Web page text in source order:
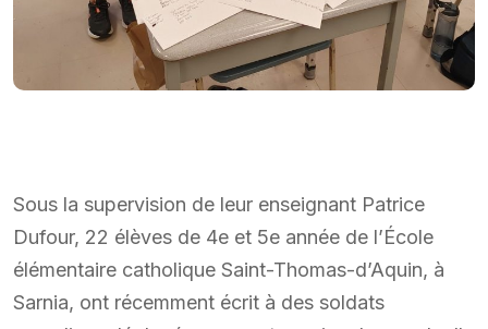
Sous la supervision de leur enseignant Patrice
Dufour, 22 élèves de 4e et 5e année de l’École
élémentaire catholique Saint-Thomas-d’Aquin, à
Sarnia, ont récemment écrit à des soldats